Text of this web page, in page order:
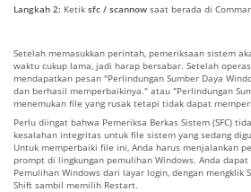
Langkah 2: Ketik sfc / scannow saat berada di
Setelah memasukkan perintah, pemeriksaan sistem
waktu cukup lama, jadi harap bersabar. Setelah
mendapatkan pesan "Perlindungan Sumber Daya
dan berhasil memperbaikinya." atau "Perlindungan
menemukan file yang rusak tetapi tidak dapat
Perlu diingat bahwa Pemeriksa Berkas Sistem (SFC)
kesalahan integritas untuk file sistem yang sedang
Untuk memperbaiki file ini, Anda harus menjalankan
prompt di lingkungan pemulihan Windows. Anda dapat
Pemulihan Windows dari layar login, dengan mengklik
Shift sambil memilih Restart.